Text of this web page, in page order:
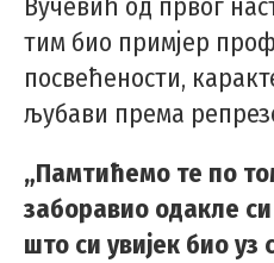
Вучевић од првог
тим био примјер
посвећености,
љубави према
„Памтићемо те по
заборавио одакле
што си увијек био уз